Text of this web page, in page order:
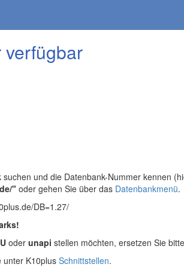
verfügbar
und die Datenbank-Nummer kennen
" oder gehen Sie über das Datenbankmenü.
DB=1.27/
oder unapi stellen möchten, ersetzen Sie bitte
unter K10plus Schnittstellen.